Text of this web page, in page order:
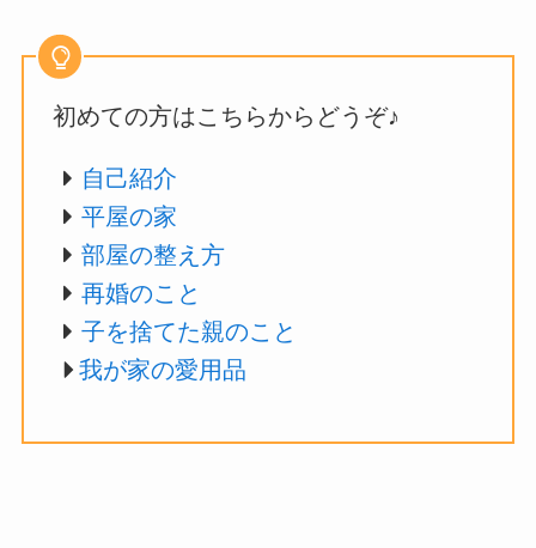
初めての方はこちらからどうぞ♪
自己紹介
平屋の家
部屋の整え方
再婚のこと
子を捨てた親のこと
我が家の愛用品